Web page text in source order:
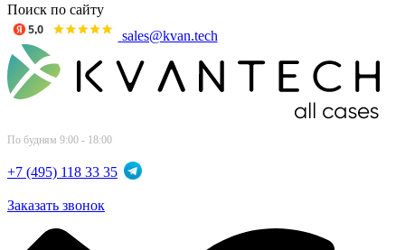
Поиск по сайту
sales@kvan.tech
По будням 9:00 - 18:00
+7 (495) 118 33 35
Заказать звонок